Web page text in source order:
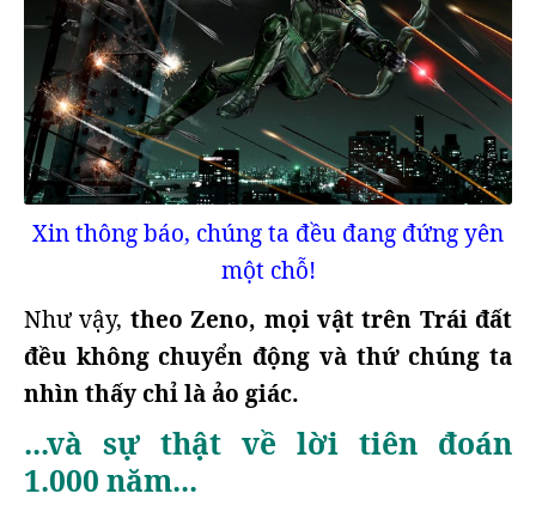
Xin thông báo, chúng ta đều đang đứng yên
một chỗ!
Như vậy, theo Zeno, mọi vật trên Trái đất
đều không chuyển động và thứ chúng ta
nhìn thấy chỉ là ảo giác.
...và sự thật về lời tiên đoán
1.000 năm...